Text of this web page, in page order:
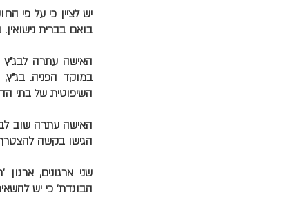
יש לציין כי על פי
בואם בברית
האישה עתרה לבג"ץ
במוקד הפניה.
השיפוטית של בתי
האישה עתרה שוב
הגישו בקשה
שני ארגונים,
הבוגדת' כי יש